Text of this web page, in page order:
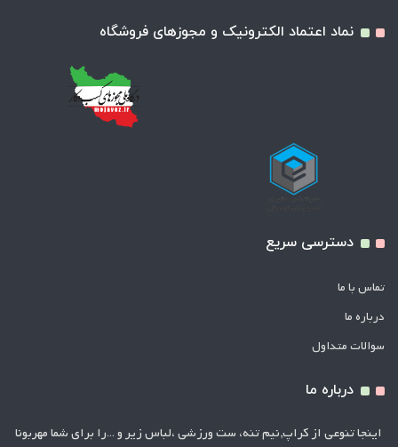
نماد اعتماد الکترونیک و مجوزهای فروشگاه
دسترسی سریع
تماس با ما
درباره ما
سوالات متداول
درباره ما
اینجا تنوعی از کراپ,نیم تنه، ست ورزشی ،لباس زیر و ...را برای شما مهربونا